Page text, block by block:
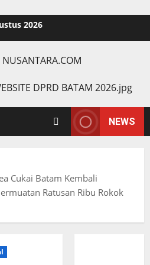
2026
NEWS
Cukai Batam Kembali
Ratusan Ribu Rokok